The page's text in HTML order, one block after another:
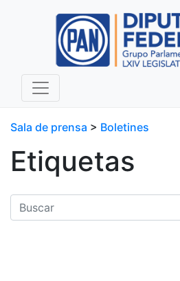
Sala de prensa > Boletines
Etiquetas